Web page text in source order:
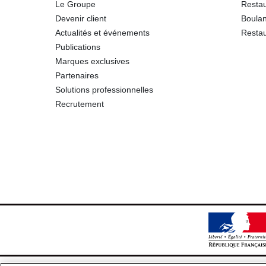
Protéines
Sel
Sodium
Le Groupe
Devenir client
Actualités et événements
Publications
Marques exclusives
Partenaires
Solutions professionnelles
Recrutement